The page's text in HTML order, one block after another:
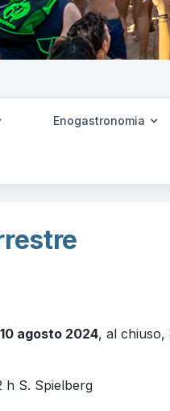
Enogastronomia
10 agosto 2024, al chiuso,
h S. Spielberg